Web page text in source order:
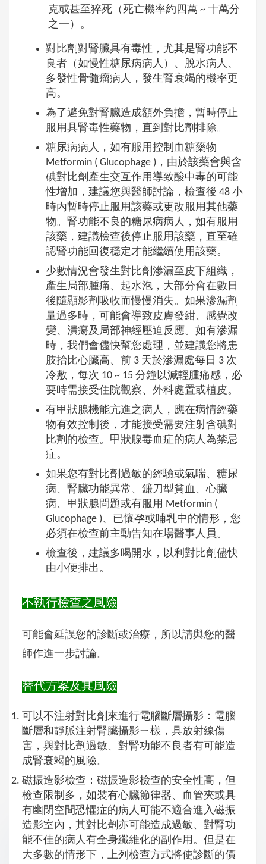
克或甚至猝死（死亡機率約四萬 ~ 十萬分
之一）。
對比劑對腎臟具有毒性，尤其是腎功能不
良者（如慢性糖尿病病人）、脫水病人、
多發性骨髓瘤病人，發生腎衰竭的機率更
高。
為了避免對腎臟造成額外負擔，暫時停止
服用具腎毒性藥物，直到對比劑排除。
糖尿病病人，如有服用控制血糖藥物
Metformin ( Glucophage )，由於該藥會與含
碘對比劑產生交互作用導致酸中毒的可能
性增加，建議您與醫師討論，檢查後 48 小
時內暫時停止服用該藥或更改服用其他藥
物。腎功能不良的糖尿病病人，如有服用
該藥，建議檢查後停止服用該藥，直至確
認腎功能回復穩定才能繼續使用該藥。
少數情況會發生對比劑滲漏至皮下組織，
產生局部腫痛、起水泡，大部分會在數日
後隨顯影劑吸收而慢慢消失。如果滲漏劑
量過多時，可能會導致皮膚發紺、感覺改
變、潰瘍及局部神經壓迫反應。如有滲漏
時，我們會儘快幫您處理，並建議您將患
肢抬比心臟高、前 3 天於滲漏處每日 3 次
冷敷，每次 10 ~ 15 分鐘以減輕腫痛感，必
要時需接受住院觀察、外科處置或植皮。
有甲狀腺機能亢進之病人，應在病情經藥
物有效控制後，才能接受需要注射含碘對
比劑的檢查。甲狀腺毒血症的病人為禁忌
症。
如果您有對比劑過敏的經驗或氣喘、糖尿
病、腎臟功能異常、鐮刀型貧血、心臟
病、甲狀腺問題或有服用 Metformin (
Glucophage )、已懷孕或哺乳中的情形，您
必須在檢查前主動告知在場醫事人員。
檢查後，建議多喝開水，以利對比劑儘快
由小便排出。
不執行檢查之風險
可能會延誤您的診斷或治療，所以請與您的醫
師作進一步討論。
替代方案及其風險
可以不注射對比劑來進行電腦斷層攝影：電腦
斷層和靜脈注射腎臟攝影ㄧ樣，具放射線傷
害，與對比劑過敏、對腎功能不良者有可能造
成腎衰竭的風險。
磁振造影檢查：磁振造影檢查的安全性高，但
檢查限制多，如裝有心臟節律器、血管夾或具
有幽閉空間恐懼症的病人可能不適合進入磁振
造影室內，其對比劑亦可能造成過敏、對腎功
能不佳的病人有全身纖維化的副作用。但是在
大多數的情形下，上列檢查方式將使診斷的價